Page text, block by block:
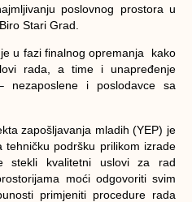
poslovnog prostora u
Stari Grad.
u fazi finalnog opremanja kako
rada, a time i unapređenje
nezaposlene i poslodavce sa
zapošljavanja mladih (YEP) je
podršku prilikom izrade
stekli kvalitetni uslovi za rad
moći odgovoriti svim
primjeniti procedure rada